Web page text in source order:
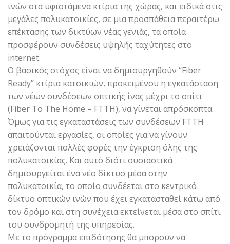
ινών στα υφιστάμενα κτίρια της χώρας, και ειδικά στις
μεγάλες πολυκατοικίες, σε μια προσπάθεια περαιτέρω
επέκτασης των δικτύων νέας γενιάς, τα οποία
προσφέρουν συνδέσεις υψηλής ταχύτητες στο
internet.
Ο βασικός στόχος είναι να δημιουργηθούν “Fiber
Ready” κτίρια κατοικιών, προκειμένου η εγκατάσταση
των νέων συνδέσεων οπτικής ίνας μέχρι το σπίτι
(Fiber To The Home – FTTH), να γίνεται απρόσκοπτα.
Όμως για τις εγκαταστάσεις των συνδέσεων FTTH
απαιτούνται εργασίες, οι οποίες για να γίνουν
χρειάζονται πολλές φορές την έγκριση όλης της
πολυκατοικίας. Και αυτό διότι ουσιαστικά
δημιουργείται ένα νέο δίκτυο μέσα στην
πολυκατοικία, το οποίο συνδέεται στο κεντρικό
δίκτυο οπτικών ινών που έχει εγκατασταθεί κάτω από
τον δρόμο και στη συνέχεια εκτείνεται μέσα στο σπίτι
του συνδρομητή της υπηρεσίας.
Με το πρόγραμμα επιδότησης θα μπορούν να